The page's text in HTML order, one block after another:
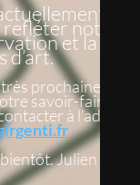
en
notre
et la
d’art.
prochainement
savoir-faire.
à l'adresse
Julien G